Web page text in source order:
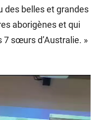
des belles et grandes
aborigènes et qui
sœurs d’Australie. »